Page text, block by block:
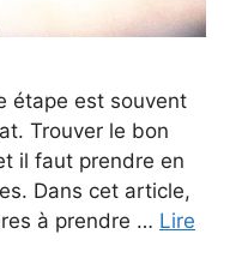
étape est souvent
Trouver le bon
il faut prendre en
Dans cet article,
à prendre … Lire